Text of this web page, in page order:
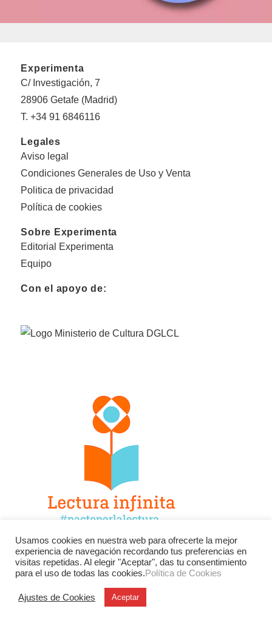
Experimenta
C/ Investigación, 7
28906 Getafe (Madrid)
T. +34 91 6846116
Legales
Aviso legal
Condiciones Generales de Uso y Venta
Politica de privacidad
Política de cookies
Sobre Experimenta
Editorial Experimenta
Equipo
Con el apoyo de:
Facebook Twitter
Instagram
YouTube
LinkedIn Contacto
Usamos cookies en nuestra web para ofrecerte la mejor
experiencia de navegación recordando tus preferencias en
visitas repetidas. Al elegir "Aceptar", das tu consentimiento
para el uso de todas las cookies.Política de Cookies
Ajustes de Cookies Aceptar